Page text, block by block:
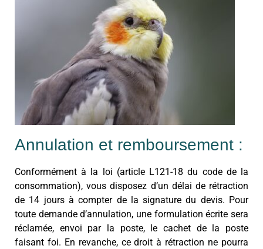
Annulation et remboursement :
Conformément à la loi (article L121-18 du code de la
consommation), vous disposez d’un délai de rétraction
de 14 jours à compter de la signature du devis. Pour
toute demande d’annulation, une formulation écrite sera
réclamée, envoi par la poste, le cachet de la poste
faisant foi. En revanche, ce droit à rétraction ne pourra